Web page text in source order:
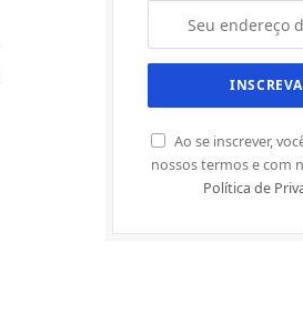
Ao se inscrever,
nossos termos e com
Política de